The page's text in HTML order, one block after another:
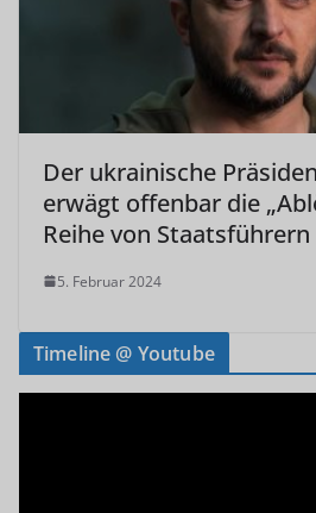
Der ukrainische
erwägt offenbar die
Reihe von Staatsführern
5. Februar 2024
Timeline @ Youtube